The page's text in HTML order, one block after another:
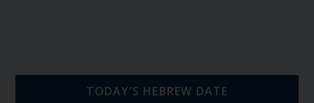
TODAY’S HEBREW DATE